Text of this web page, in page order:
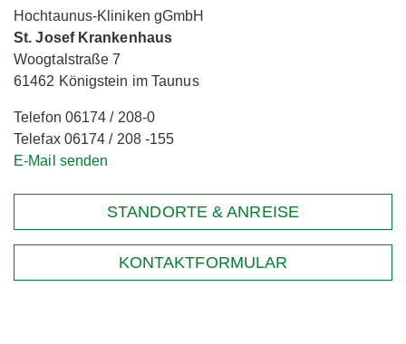
Hochtaunus-Kliniken gGmbH
St. Josef Krankenhaus
Woogtalstraße 7
61462 Königstein im Taunus
Telefon 06174 / 208-0
Telefax 06174 / 208 -155
E-Mail senden
STANDORTE & ANREISE
KONTAKTFORMULAR